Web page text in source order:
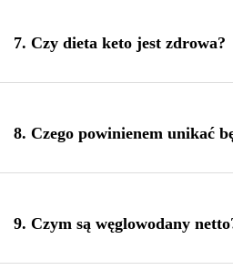
7. Czy dieta keto jest zdrowa?
8. Czego powinienem unikać
9. Czym są węglowodany